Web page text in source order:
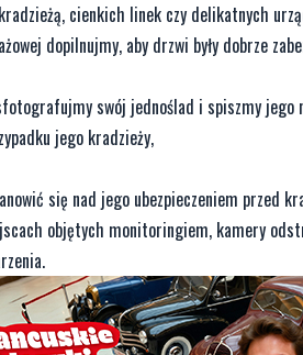
cienkich linek czy delikatnych
dopilnujmy, aby drzwi były dobrze
swój jednoślad i spiszmy jego
jego kradzieży,
się nad jego ubezpieczeniem przed
objętych monitoringiem, kamery